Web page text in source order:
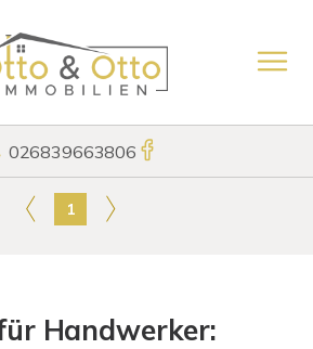
026839663806
1
Handwerker: